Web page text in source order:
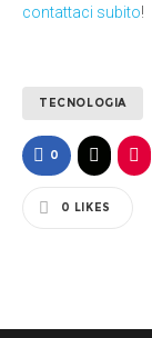
contattaci subito!
TECNOLOGIA
0
0 LIKES